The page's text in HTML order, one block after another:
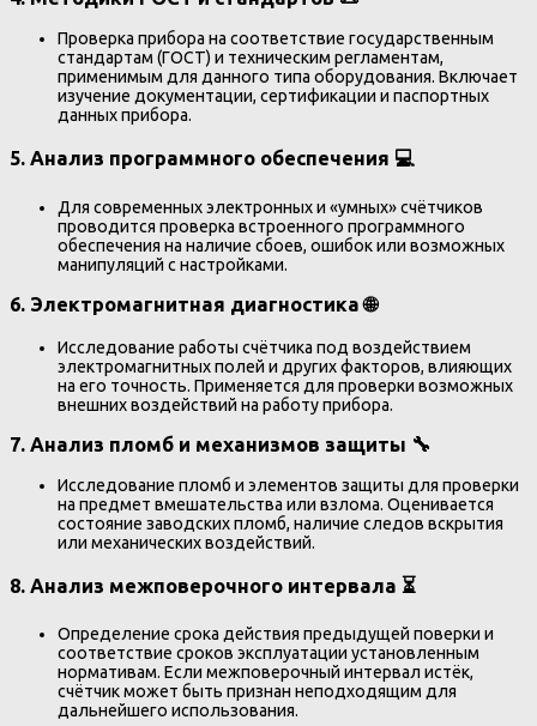
Проверка прибора на соответствие государственным
стандартам (ГОСТ) и техническим регламентам,
применимым для данного типа оборудования. Включает
изучение документации, сертификации и паспортных
данных прибора.
5. Анализ программного обеспечения 💻
Для современных электронных и «умных» счётчиков
проводится проверка встроенного программного
обеспечения на наличие сбоев, ошибок или возможных
манипуляций с настройками.
6. Электромагнитная диагностика🌐
Исследование работы счётчика под воздействием
электромагнитных полей и других факторов, влияющих
на его точность. Применяется для проверки возможных
внешних воздействий на работу прибора.
7. Анализ пломб и механизмов защиты 🔧
Исследование пломб и элементов защиты для проверки
на предмет вмешательства или взлома. Оценивается
состояние заводских пломб, наличие следов вскрытия
или механических воздействий.
8. Анализ межповерочного интервала ⏳
Определение срока действия предыдущей поверки и
соответствие сроков эксплуатации установленным
нормативам. Если межповерочный интервал истёк,
счётчик может быть признан неподходящим для
дальнейшего использования.